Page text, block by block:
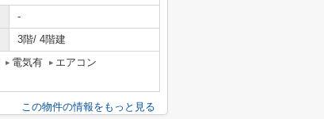
-
3階/ 4階建
電気有
エアコン
この物件の情報をもっと見る